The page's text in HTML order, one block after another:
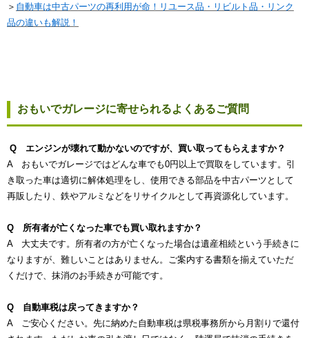
＞ 自動車は中古パーツの再利用が命！リユース品・リビルト品・リンク
品の違いも解説！
おもいでガレージに寄せられるよくあるご質問
Q エンジンが壊れて動かないのですが、買い取ってもらえますか？
A おもいでガレージではどんな車でも0円以上で買取をしています。引
き取った車は適切に解体処理をし、使用できる部品を中古パーツとして
再販したり、鉄やアルミなどをリサイクルとして再資源化しています。
Q 所有者が亡くなった車でも買い取れますか？
A 大丈夫です。所有者の方が亡くなった場合は遺産相続という手続きに
なりますが、難しいことはありません。ご案内する書類を揃えていただ
くだけで、抹消のお手続きが可能です。
Q 自動車税は戻ってきますか？
A ご安心ください。先に納めた自動車税は県税事務所から月割りで還付